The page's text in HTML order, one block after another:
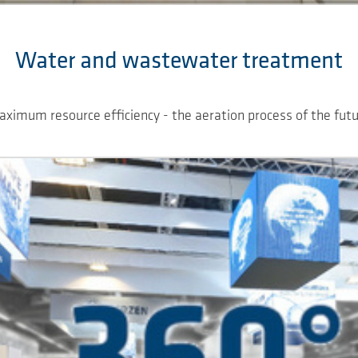
Water and wastewater treatment
resource efficiency - the aeration process of the